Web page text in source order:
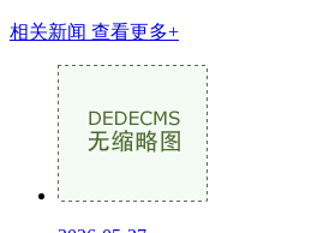
相关新闻 查看更多+